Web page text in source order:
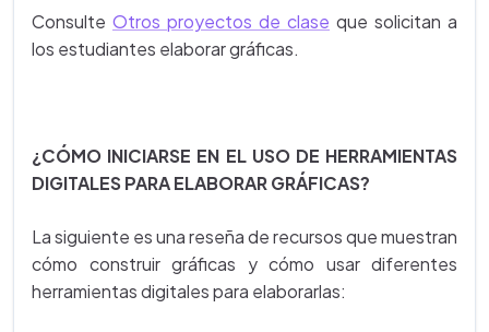
Consulte Otros proyectos de clase que solicitan a
los estudiantes elaborar gráficas.
¿CÓMO INICIARSE EN EL USO DE HERRAMIENTAS
DIGITALES PARA ELABORAR GRÁFICAS?
La siguiente es una reseña de recursos que muestran
cómo construir gráficas y cómo usar diferentes
herramientas digitales para elaborarlas: